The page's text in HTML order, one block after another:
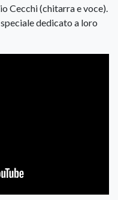
Cecchi (chitarra e voce).
dedicato a loro